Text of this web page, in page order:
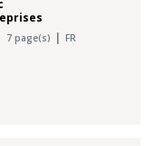
7 page(s)
FR